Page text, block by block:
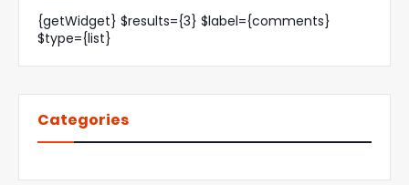
{getWidget} $results={3} $label={comments}
$type={list}
Categories